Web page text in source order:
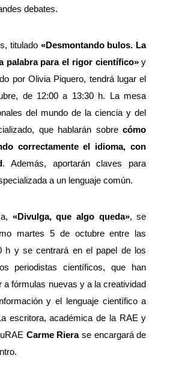
debates.
titulado «Desmontando bulos. La
palabra para el rigor científico»y
por Olivia Piquero, tendrá lugar el
de 12:00 a 13:30 h. La mesa
del mundo de la ciencia y del
que hablarán sobrecómo
correctamente el idioma, con
. Además, aportarán claves para
a un lenguaje común.
«Divulga, que algo queda», se
martes 5 de octubre entre las
h y se centrará en el papel de los
periodistas científicos, que han
a fórmulas nuevas y a la creatividad
y el lenguaje científico a
escritora, académica de la RAE y
Carme Rierase encargará de